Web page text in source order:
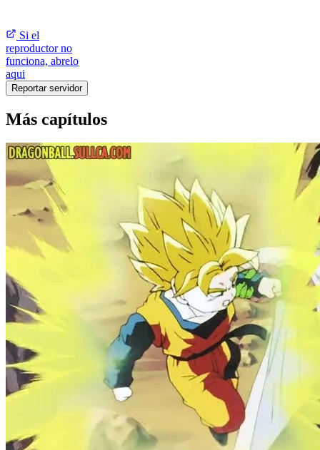
Si el
reproductor no
funciona, abrelo
aqui
Reportar servidor
Más capítulos